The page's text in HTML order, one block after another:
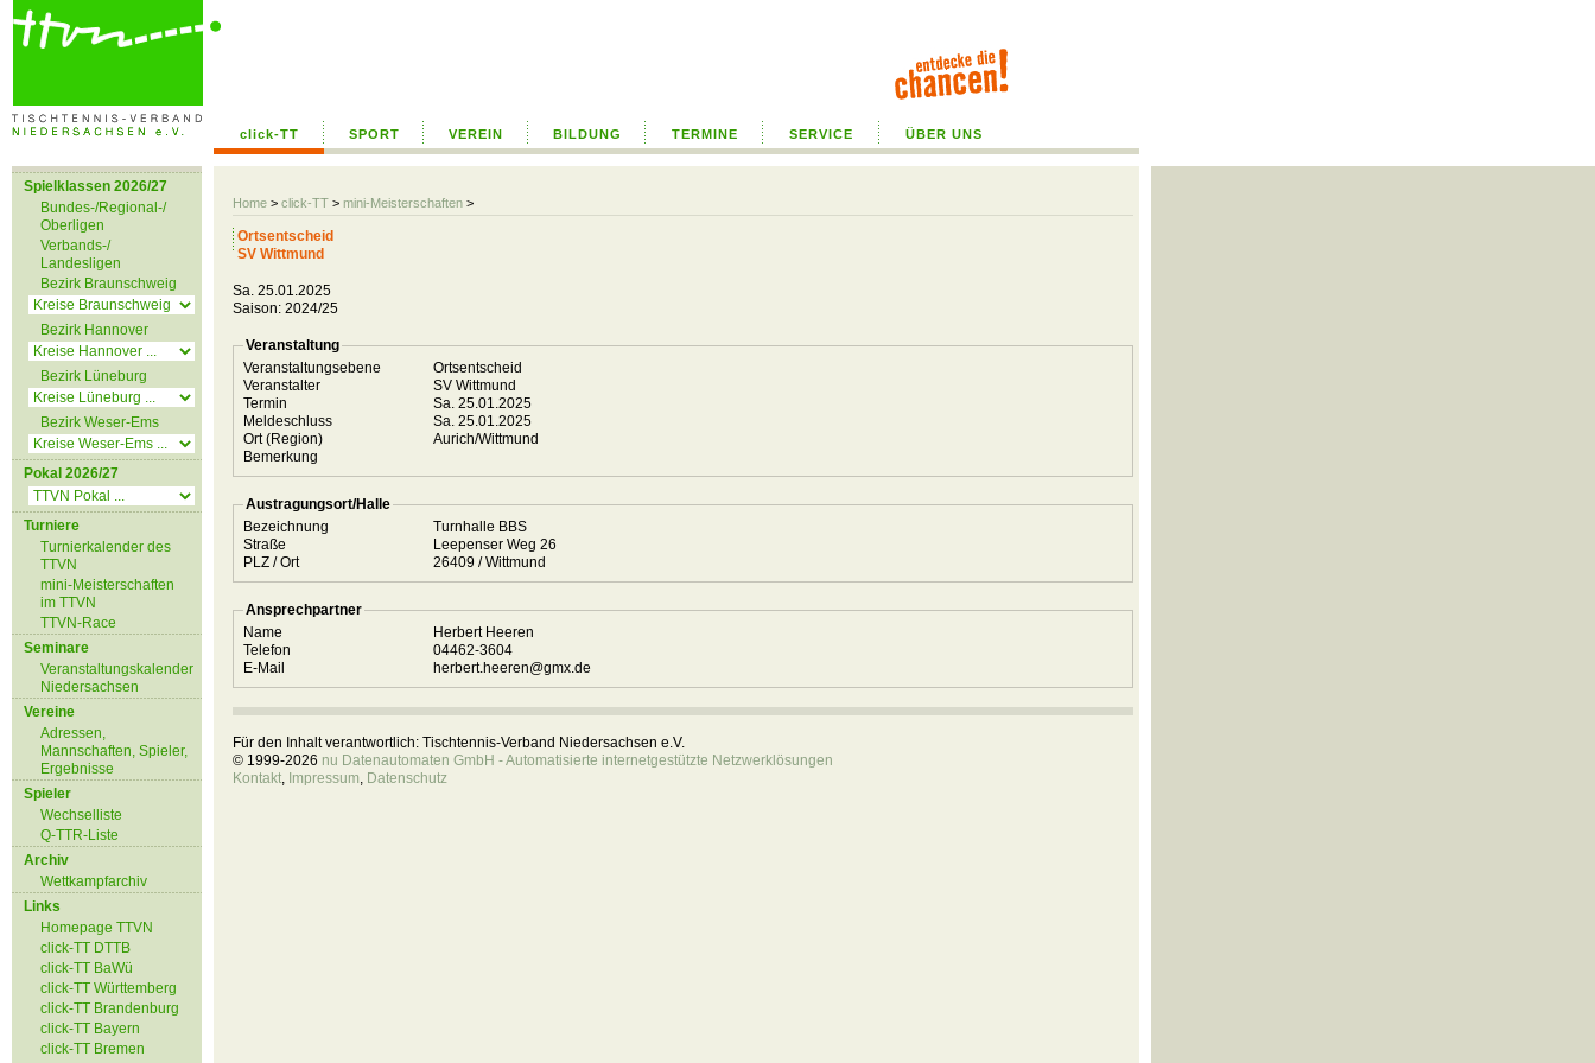
click-TT SPORT VEREIN BILDUNG TERMINE SERVICE ÜBER UNS
Home > click-TT > mini-Meisterschaften >
Spielklassen 2026/27
Bundes-/Regional-/
Oberligen
Verbands-/
Landesligen
Bezirk Braunschweig
Bezirk Hannover
Bezirk Lüneburg
Bezirk Weser-Ems
Pokal 2026/27
Turniere
Turnierkalender des
TTVN
mini-Meisterschaften
im TTVN
TTVN-Race
Seminare
Veranstaltungskalender
Niedersachsen
Vereine
Adressen,
Mannschaften, Spieler,
Ergebnisse
Spieler
Wechselliste
Q-TTR-Liste
Archiv
Wettkampfarchiv
Links
Homepage TTVN
click-TT DTTB
click-TT BaWü
click-TT Württemberg
click-TT Brandenburg
click-TT Bayern
click-TT Bremen
Ortsentscheid
SV Wittmund
Sa. 25.01.2025
Saison: 2024/25
Veranstaltung
Veranstaltungsebene
Ortsentscheid
Veranstalter
SV Wittmund
Termin
Sa. 25.01.2025
Meldeschluss
Sa. 25.01.2025
Ort (Region)
Aurich/Wittmund
Bemerkung
Austragungsort/Halle
Bezeichnung
Turnhalle BBS
Straße
Leepenser Weg 26
PLZ / Ort
26409 / Wittmund
Ansprechpartner
Name
Herbert Heeren
Telefon
04462-3604
E-Mail
herbert.heeren@gmx.de
Für den Inhalt verantwortlich: Tischtennis-Verband Niedersachsen e.V.
© 1999-2026 nu Datenautomaten GmbH - Automatisierte internetgestützte Netzwerklösungen
Kontakt, Impressum, Datenschutz